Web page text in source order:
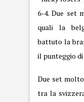
6-4. Due set
quali la
battuto la
il punteggio di
Due set
tra la